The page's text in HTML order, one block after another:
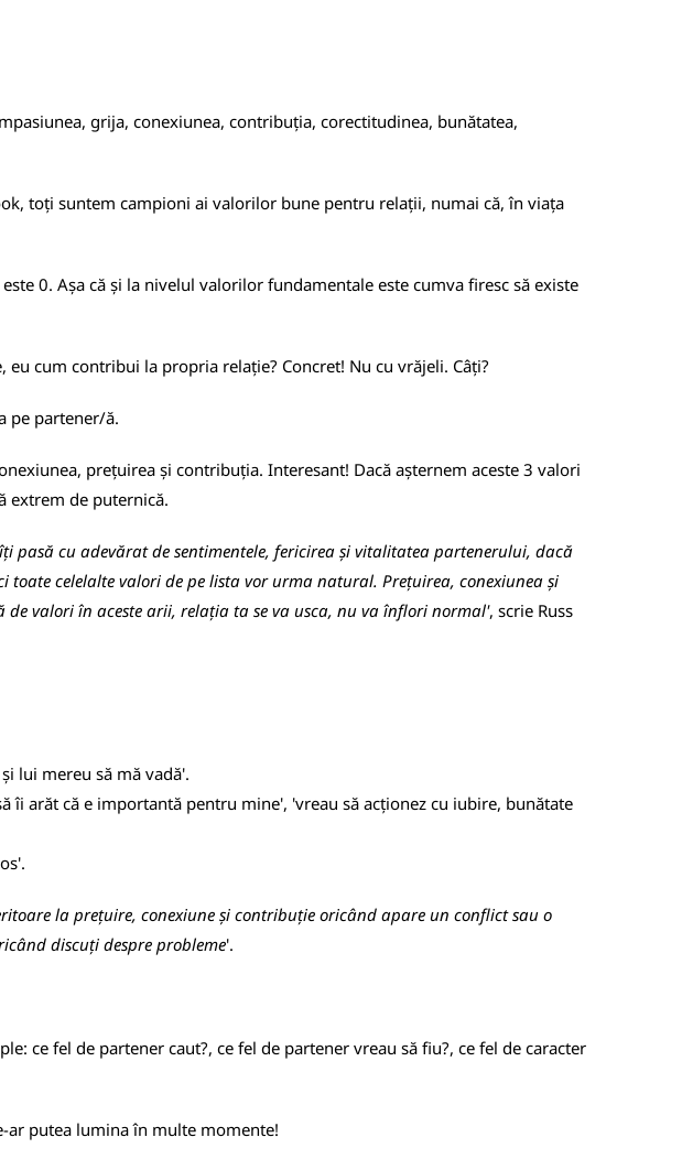
grija, conexiunea, contribuția, corectitudinea, bunătatea,
toți suntem campioni ai valorilor bune pentru relații, numai că, în viața
0. Așa că și la nivelul valorilor fundamentale este cumva firesc să existe
cum contribui la propria relație? Concret! Nu cu vrăjeli. Câți?
pe partener/ă.
prețuirea și contribuția. Interesant! Dacă așternem aceste 3 valori
extrem de puternică.
cu adevărat de sentimentele, fericirea și vitalitatea partenerului, dacă
celelalte valori de pe lista vor urma natural. Prețuirea, conexiunea și
valori în aceste arii, relația ta se va usca, nu va înflori normal', scrie Russ
lui mereu să mă vadă'.
îi arăt că e importantă pentru mine', 'vreau să acționez cu iubire, bunătate
la prețuire, conexiune și contribuție oricând apare un conflict sau o
discuți despre probleme'.
ce fel de partener caut?, ce fel de partener vreau să fiu?, ce fel de caracter
ar putea lumina în multe momente!